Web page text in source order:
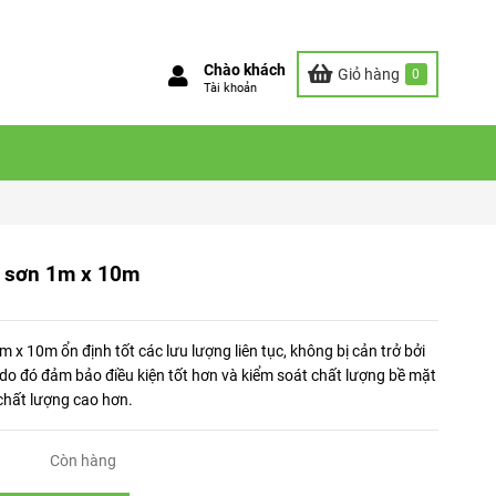
Chào khách
Tài khoản
Giỏ hàng 0
1m x 10m
x 10m ổn định tốt các lưu lượng liên tục, không bị cản trở bởi
đó đảm bảo điều kiện tốt hơn và kiểm soát chất lượng bề mặt
lượng cao hơn.
Còn hàng